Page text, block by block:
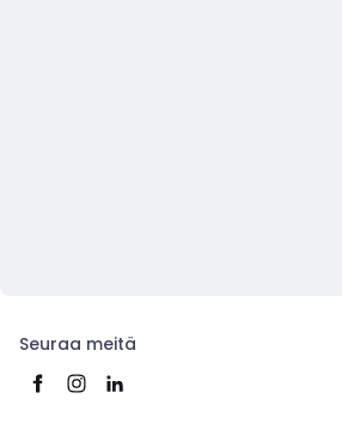
Seuraa meitä